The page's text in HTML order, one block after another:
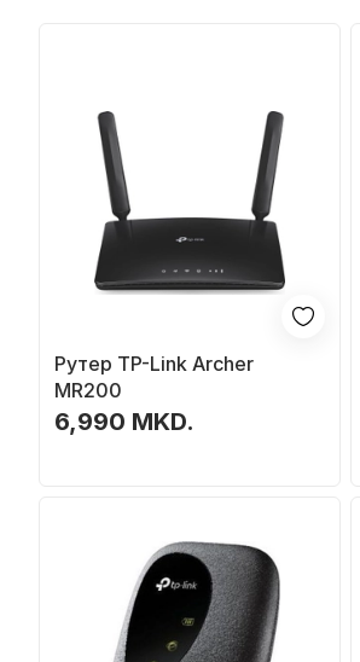
Рутер TP-Link Archer
MR200
6,990 MKD.